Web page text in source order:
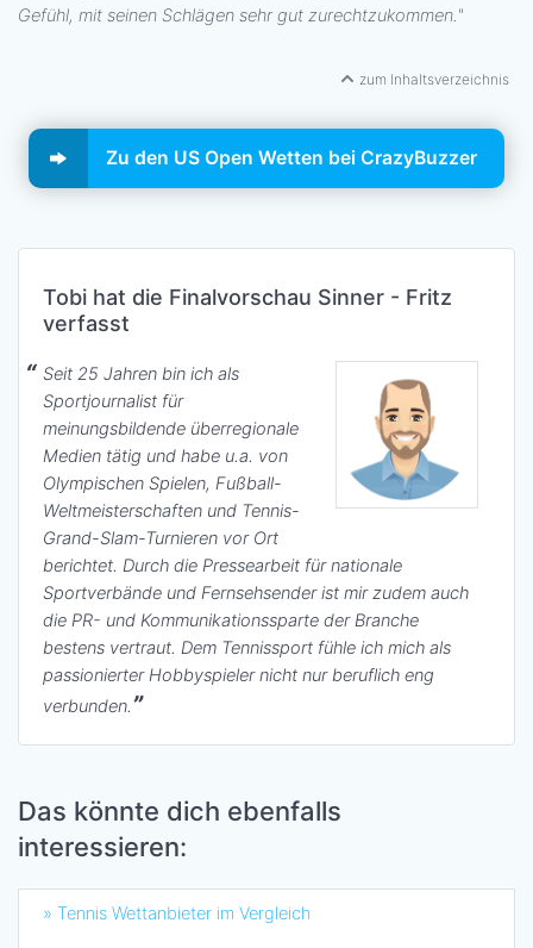
Gefühl, mit seinen Schlägen sehr gut zurechtzukommen."
zum Inhaltsverzeichnis
Zu den US Open Wetten bei CrazyBuzzer
Tobi hat die Finalvorschau Sinner - Fritz
verfasst
Seit 25 Jahren bin ich als
Sportjournalist für
meinungsbildende überregionale
Medien tätig und habe u.a. von
Olympischen Spielen, Fußball-
Weltmeisterschaften und Tennis-
Grand-Slam-Turnieren vor Ort
berichtet. Durch die Pressearbeit für nationale
Sportverbände und Fernsehsender ist mir zudem auch
die PR- und Kommunikationssparte der Branche
bestens vertraut. Dem Tennissport fühle ich mich als
passionierter Hobbyspieler nicht nur beruflich eng
verbunden.
Das könnte dich ebenfalls
interessieren:
» Tennis Wettanbieter im Vergleich